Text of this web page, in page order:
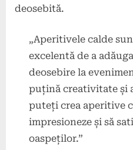
deosebită.
„Aperitivele calde
excelentă de a
deosebire la
puțină creativitate și
puteți crea aperitive
impresioneze și să
oaspeților.”